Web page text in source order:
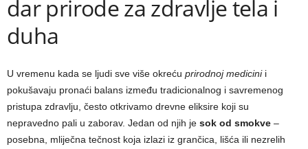
dar prirode za zdravlje tela i
duha
U vremenu kada se ljudi sve više okreću prirodnoj medicinii
pokušavaju pronaći balans između tradicionalnog i savremenog
pristupa zdravlju, često otkrivamo drevne eliksire koji su
nepravedno pali u zaborav. Jedan od njih je sok od smokve –
posebna, mliječna tečnost koja izlazi iz grančica, lišća ili nezrelih